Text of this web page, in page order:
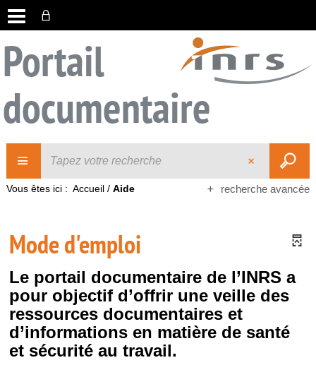
Portail
documentaire
recherche avancée
Vous êtes ici : Accueil / Aide
Mode d'emploi
Le portail documentaire de l’INRS a
pour objectif d’offrir une veille des
ressources documentaires et
d’informations en matière de santé
et sécurité au travail.